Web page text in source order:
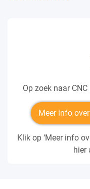
Op zoek naar
Meer info
Klik op ‘Meer info
hier